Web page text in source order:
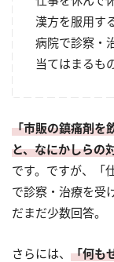
漢方を服用す
病院で診察・
当てはまるも
「市販の鎮痛剤を
と、なにかしらの
です。ですが、「
で診察・治療を受
だまだ少数回答。
さらには、 「何も